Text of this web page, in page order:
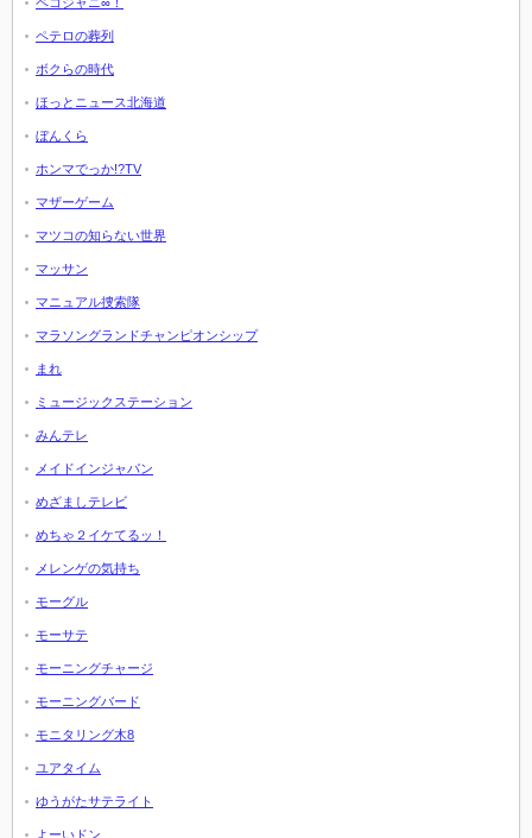
ペテロの葬列
ボクらの時代
ほっとニュース北海道
ぼんくら
ホンマでっか!?TV
マザーゲーム
マツコの知らない世界
マッサン
マニュアル捜索隊
マラソングランドチャンピオンシップ
まれ
ミュージックステーション
みんテレ
メイドインジャパン
めざましテレビ
めちゃ２イケてるッ！
メレンゲの気持ち
モーグル
モーサテ
モーニングチャージ
モーニングバード
モニタリング木8
ユアタイム
ゆうがたサテライト
よーいドン